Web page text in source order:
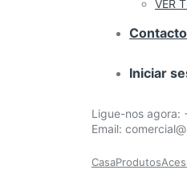
VER
Contacto
Iniciar
Ligue-nos agora:
Email:
CasaProdutos